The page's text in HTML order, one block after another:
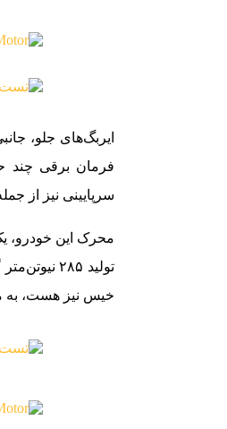
فرمان برقی چند
سرپایینی نیز از
خیس نیز هست، به